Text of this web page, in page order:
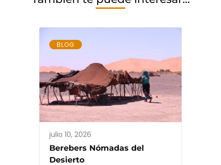
BLOG
julio 10, 2026
Berebers Nómadas del
Desierto